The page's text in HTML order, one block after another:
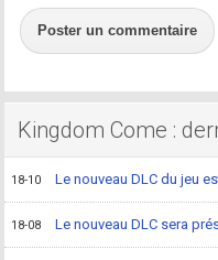
Poster un commentaire
Kingdom Come :
18-10 Le nouveau DLC du jeu
18-08 Le nouveau DLC sera